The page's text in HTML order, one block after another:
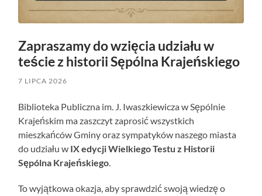
Zapraszamy do wzięcia udziału w
teście z historii Sępólna Krajeńskiego
7 LIPCA 2026
Biblioteka Publiczna im. J. Iwaszkiewicza w Sępólnie
Krajeńskim ma zaszczyt zaprosić wszystkich
mieszkańców Gminy oraz sympatyków naszego miasta
do udziału w IX edycji Wielkiego Testu z Historii
Sępólna Krajeńskiego.
To wyjątkowa okazja, aby sprawdzić swoją wiedzę o